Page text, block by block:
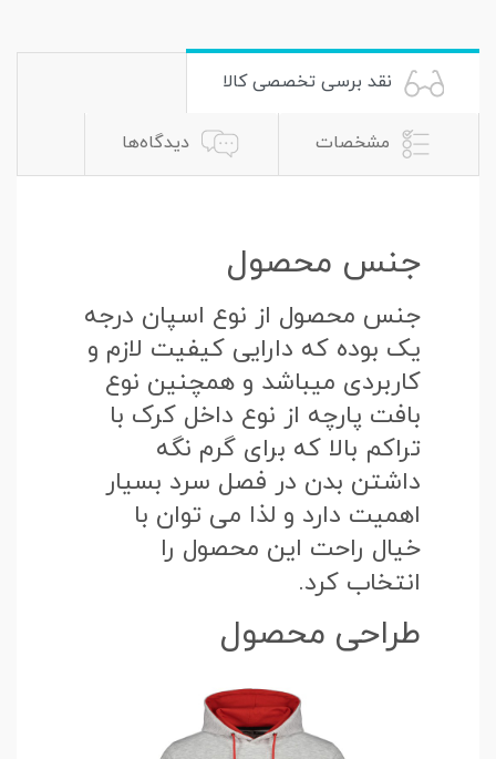
نقد برسی تخصصی کالا
مشخصات دیدگاه‌ها
جنس محصول
جنس محصول از نوع اسپان درجه
یک بوده که دارایی کیفیت لازم و
کاربردی میباشد و همچنین نوع
بافت پارچه از نوع داخل کرک با
تراکم بالا که برای گرم نگه
داشتن بدن در فصل سرد بسیار
اهمیت دارد و لذا می توان با
خیال راحت این محصول را
انتخاب کرد.
طراحی محصول